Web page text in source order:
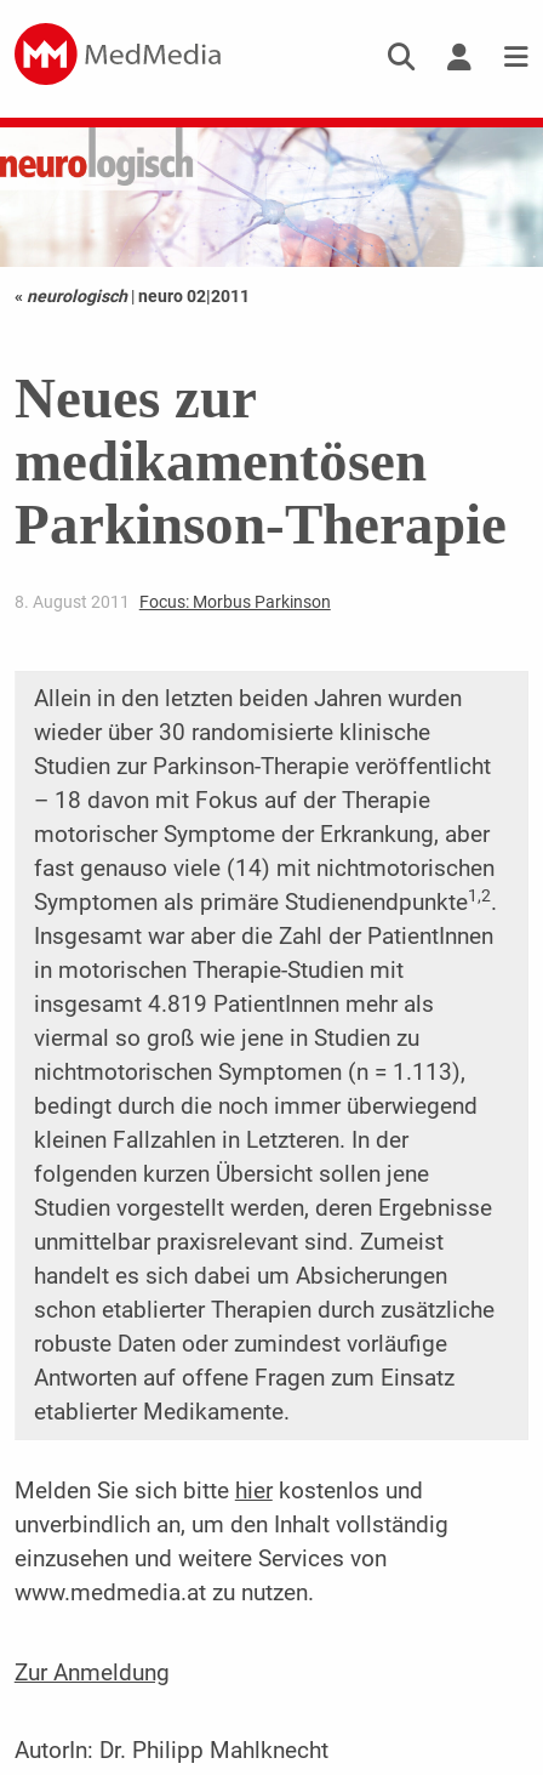
« neurologisch |neuro 02|2011
Neues zur
medikamentösen
Parkinson-Therapie
8. August 2011 Focus: Morbus Parkinson
Allein in den letzten beiden Jahren wurden
wieder über 30 randomisierte klinische
Studien zur Parkinson-Therapie veröffentlicht
– 18 davon mit Fokus auf der Therapie
motorischer Symptome der Erkrankung, aber
fast genauso viele (14) mit nichtmotorischen
Symptomen als primäre Studienendpunkte1,2.
Insgesamt war aber die Zahl der PatientInnen
in motorischen Therapie-Studien mit
insgesamt 4.819 PatientInnen mehr als
viermal so groß wie jene in Studien zu
nichtmotorischen Symptomen (n = 1.113),
bedingt durch die noch immer überwiegend
kleinen Fallzahlen in Letzteren. In der
folgenden kurzen Übersicht sollen jene
Studien vorgestellt werden, deren Ergebnisse
unmittelbar praxisrelevant sind. Zumeist
handelt es sich dabei um Absicherungen
schon etablierter Therapien durch zusätzliche
robuste Daten oder zumindest vorläufige
Antworten auf offene Fragen zum Einsatz
etablierter Medikamente.
Melden Sie sich bitte hierkostenlos und
unverbindlich an, um den Inhalt vollständig
einzusehen und weitere Services von
www.medmedia.at zu nutzen.
Zur Anmeldung
AutorIn: Dr. Philipp Mahlknecht